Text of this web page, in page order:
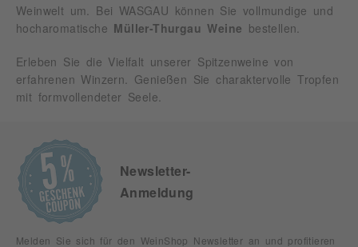
Weinwelt um. Bei WASGAU können Sie vollmundige und
hocharomatische Müller-Thurgau Weine bestellen.
Erleben Sie die Vielfalt unserer Spitzenweine von
erfahrenen Winzern. Genießen Sie charaktervolle Tropfen
mit formvollendeter Seele.
Newsletter-
Anmeldung
Melden Sie sich für den WeinShop Newsletter an und profitieren